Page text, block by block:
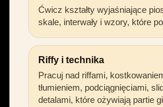
Ćwicz kształty wyjaśniające
skale, interwały i wzory, które
Riffy i technika
Pracuj nad riffami,
tłumieniem, podciągnięciami,
detalami, które ożywiają partie